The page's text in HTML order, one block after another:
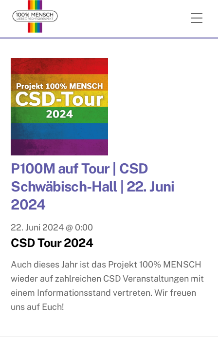
content
P100M auf Tour | CSD
Schwäbisch-Hall | 22. Juni
2024
22. Juni 2024 @ 0:00
CSD Tour 2024
Auch dieses Jahr ist das Projekt 100% MENSCH
wieder auf zahlreichen CSD Veranstaltungen mit
einem Informationsstand vertreten. Wir freuen
uns auf Euch!